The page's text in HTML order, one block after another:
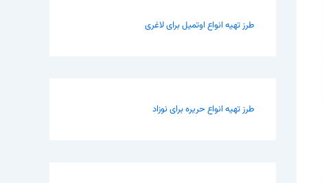
طرز تهیه انواع اوتمیل برای لاغری
طرز تهیه انواع حریره برای نوزاد